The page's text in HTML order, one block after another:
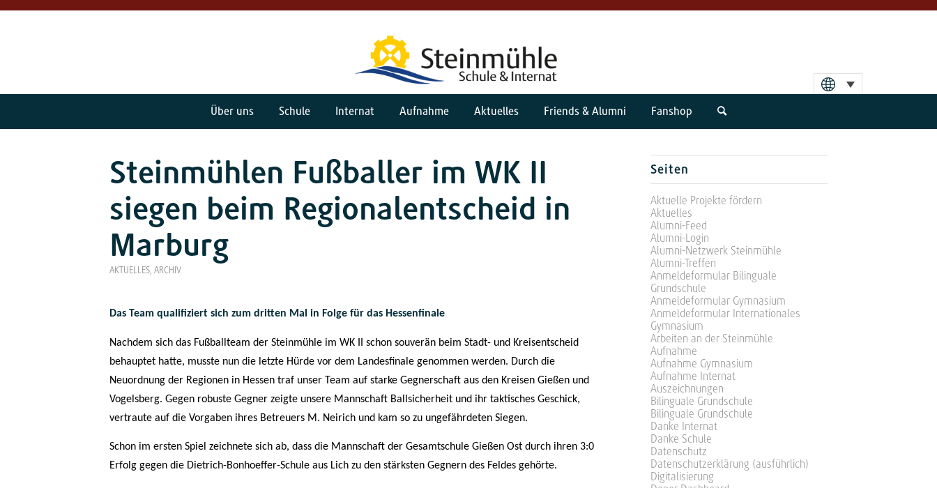
Über uns Schule Internat Aufnahme Aktuelles Friends & Alumni Fanshop
Steinmühlen Fußballer im WK II
siegen beim Regionalentscheid in
Marburg
AKTUELLES, ARCHIV
Das Team qualifiziert sich zum dritten Mal in Folge für das Hessenfinale
Nachdem sich das Fußballteam der Steinmühle im WK II schon souverän beim Stadt- und Kreisentscheid
behauptet hatte, musste nun die letzte Hürde vor dem Landesfinale genommen werden. Durch die
Neuordnung der Regionen in Hessen traf unser Team auf starke Gegnerschaft aus den Kreisen Gießen und
Vogelsberg. Gegen robuste Gegner zeigte unsere Mannschaft Ballsicherheit und ihr taktisches Geschick,
vertraute auf die Vorgaben ihres Betreuers M. Neirich und kam so zu ungefährdeten Siegen.
Schon im ersten Spiel zeichnete sich ab, dass die Mannschaft der Gesamtschule Gießen Ost durch ihren 3:0
Erfolg gegen die Dietrich-Bonhoeffer-Schule aus Lich zu den stärksten Gegnern des Feldes gehörte.
Seiten
Aktuelle Projekte fördern
Aktuelles
Alumni-Feed
Alumni-Login
Alumni-Netzwerk Steinmühle
Alumni-Treffen
Anmeldeformular Bilinguale
Grundschule
Anmeldeformular Gymnasium
Anmeldeformular Internationales
Gymnasium
Arbeiten an der Steinmühle
Aufnahme
Aufnahme Gymnasium
Aufnahme Internat
Auszeichnungen
Bilinguale Grundschule
Bilinguale Grundschule
Danke Internat
Danke Schule
Datenschutz
Datenschutzerklärung (ausführlich)
Digitalisierung